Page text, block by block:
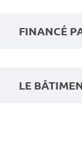
FINANCÉ
LE